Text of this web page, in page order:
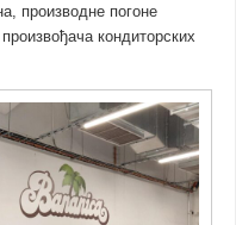
производне погоне
кондиторских